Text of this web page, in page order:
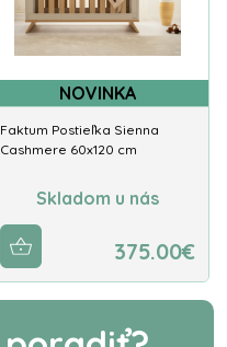
NOVINKA
Faktum Postieľka Sienna
Cashmere 60x120 cm
Skladom u nás
375.00€